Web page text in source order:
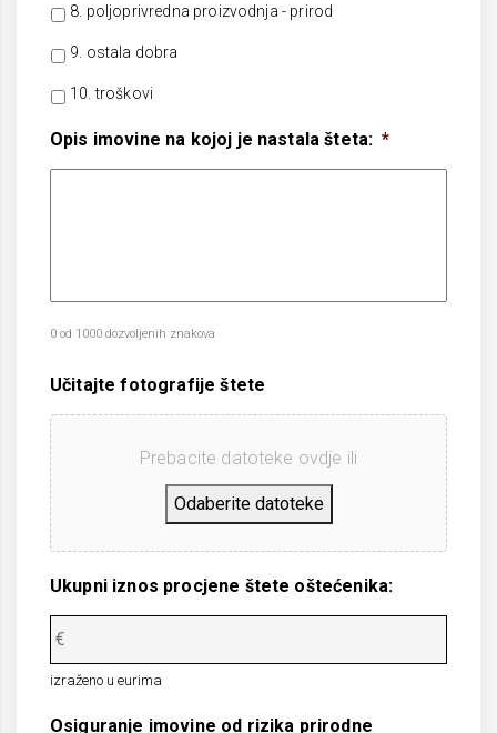
8. poljoprivredna proizvodnja - prirod
9. ostala dobra
10. troškovi
Opis imovine na kojoj je nastala šteta: *
0 od 1000 dozvoljenih znakova
Učitajte fotografije štete
Prebacite datoteke ovdje ili
Odaberite datoteke
Ukupni iznos procjene štete oštećenika:
izraženo u eurima
Osiguranje imovine od rizika prirodne